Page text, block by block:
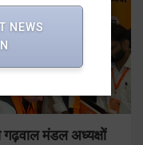
मंडल अध्यक्षों
NEWS